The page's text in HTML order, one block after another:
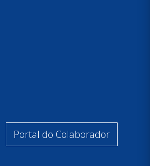
Portal do Colaborador